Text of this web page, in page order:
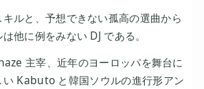
ルと、予想できない孤高の選曲から
他に例をみない DJ である。
主宰、近年のヨーロッパを舞台に
い Kabuto と韓国ソウルの進行形アン